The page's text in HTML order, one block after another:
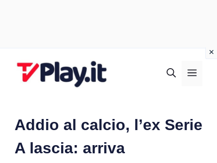
Addio al calcio, l’ex Serie
A lascia: arriva